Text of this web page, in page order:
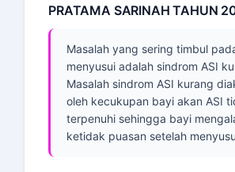
PRATAMA SARINAH TAHUN
Masalah yang sering timbul
menyusui adalah sindrom ASI
Masalah sindrom ASI kurang
oleh kecukupan bayi akan ASI
terpenuhi sehingga bayi
ketidak puasan setelah